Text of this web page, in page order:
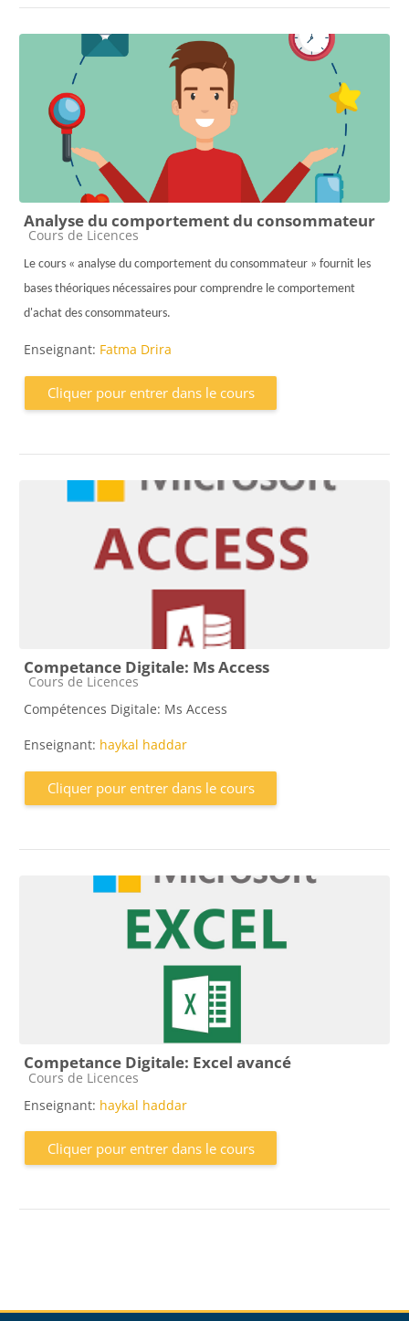
Analyse du comportement du consommateur
Catégorie de cours
Cours de Licences
Le cours « analyse du comportement du consommateur » fournit les
bases théoriques nécessaires pour comprendre le comportement
d'achat des consommateurs.
Enseignant: Fatma Drira
Cliquer pour entrer dans le cours
Competance Digitale: Ms Access
Catégorie de cours
Cours de Licences
Compétences Digitale: Ms Access
Enseignant: haykal haddar
Cliquer pour entrer dans le cours
Competance Digitale: Excel avancé
Catégorie de cours
Cours de Licences
Enseignant: haykal haddar
Cliquer pour entrer dans le cours